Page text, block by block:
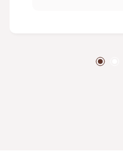
inferior: 01 suíte